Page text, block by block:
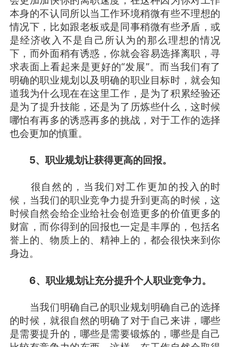
本身的不认同所以当工作环境稍微有些不理想的
情况下，比如跟老板或是同事稍微有些矛盾，或
是经济收入不是自己所认为的那么理想的情况
下，而外面稍有诱惑，你就会容易选择离职，寻
求表面上看起来是更好的“发展”。而当我们有了
明确的职业规划以及明确的职业目标时，就会知
道我为什么现在在这里工作，是为了积累经验还
是为了提升技能，还是为了历炼些什么，这时候
哪怕有再多的诱惑再多的挑战，对于工作的选择
也会更加的慎重。
5、职业规划让获得更高的回报。
很自然的，当我们对工作更加的投入的时
候，当我们的职业竞争力提升到更高的时候，这
时候自然会给企业给社会创造更多的价值更多的
财富，而你得到的回报也一定是丰厚的，包括名
誉上的、物质上的、精神上的，都会很快来到你
身边。
6、职业规划让充分提升个人职业竞争力。
当我们明确自己的职业规划明确自己的选择
的时候，就很自然的明确了对于自己来讲，哪些
是需要提升的，哪些是需要锻炼的，哪些是自己